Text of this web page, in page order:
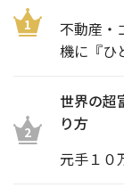
1
不動産・
機に『ひ
2
世界の超
り方
元手１０